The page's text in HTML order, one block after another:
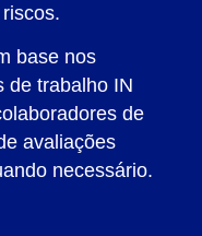
base nos
de trabalho IN
de
avaliações
necessário.